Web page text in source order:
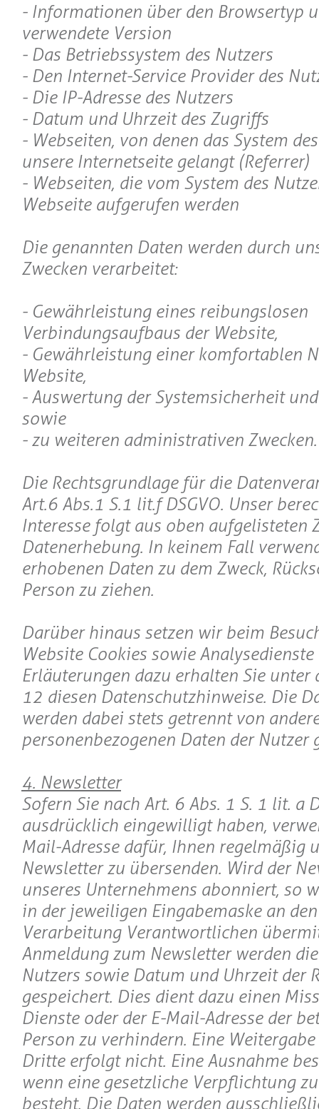
- Informationen über den Browsertyp
verwendete Version
- Das Betriebssystem des Nutzers
- Den Internet-Service Provider des
- Die IP-Adresse des Nutzers
- Datum und Uhrzeit des Zugriffs
- Webseiten, von denen das System
unsere Internetseite gelangt (Referrer)
- Webseiten, die vom System des
Webseite aufgerufen werden
Die genannten Daten werden durch
Zwecken verarbeitet:
- Gewährleistung eines reibungslosen
Verbindungsaufbaus der Website,
- Gewährleistung einer komfortablen
Website,
- Auswertung der Systemsicherheit
sowie
- zu weiteren administrativen Zwecken.
Die Rechtsgrundlage für die
Art. 6 Abs. 1 S. 1 lit. f DSGVO. Unser
Interesse folgt aus oben aufgelisteten
Datenerhebung. In keinem Fall
erhobenen Daten zu dem Zweck,
Person zu ziehen.
Darüber hinaus setzen wir beim
Website Cookies sowie
Erläuterungen dazu erhalten Sie unter
12 diesen Datenschutzhinweise. Die
werden dabei stets getrennt von
personenbezogenen Daten der Nutzer
4. Newsletter
Sofern Sie nach Art. 6 Abs. 1 S. 1 lit. a
ausdrücklich eingewilligt haben,
Mail-Adresse dafür, Ihnen regelmäßig
Newsletter zu übersenden. Wird der
unseres Unternehmens abonniert, so
in der jeweiligen Eingabemaske an
Verarbeitung Verantwortlichen
Anmeldung zum Newsletter werden die
Nutzers sowie Datum und Uhrzeit der
gespeichert. Dies dient dazu einen
Dienste oder der E-Mail-Adresse der
Person zu verhindern. Eine
Dritte erfolgt nicht. Eine Ausnahme
wenn eine gesetzliche Verpflichtung
besteht. Die Daten werden